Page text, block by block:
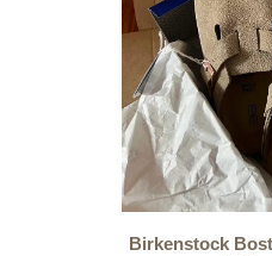
Birkenstock